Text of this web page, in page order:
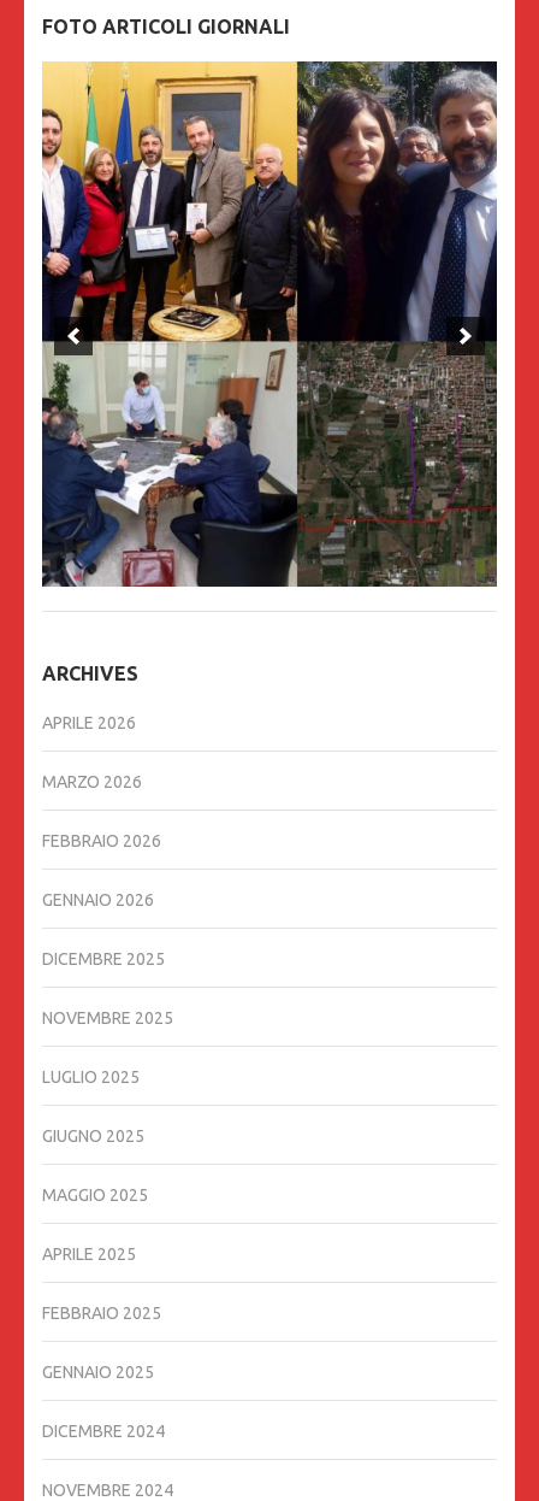
FOTO ARTICOLI GIORNALI
ARCHIVES
APRILE 2026
MARZO 2026
FEBBRAIO 2026
GENNAIO 2026
DICEMBRE 2025
NOVEMBRE 2025
LUGLIO 2025
GIUGNO 2025
MAGGIO 2025
APRILE 2025
FEBBRAIO 2025
GENNAIO 2025
DICEMBRE 2024
NOVEMBRE 2024